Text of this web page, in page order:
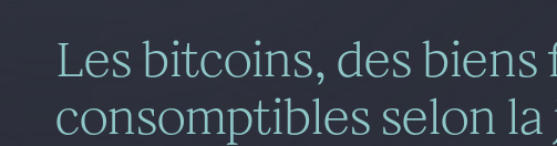
Les bitcoins, des biens
consomptibles selon